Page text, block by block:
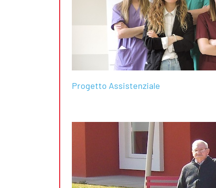
Progetto Assistenziale